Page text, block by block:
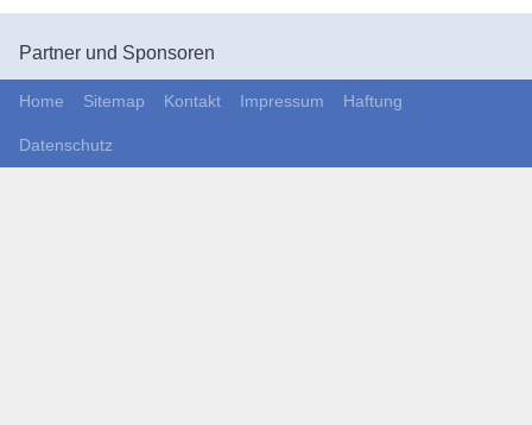
Partner und Sponsoren
Home Sitemap Kontakt Impressum Haftung
Datenschutz